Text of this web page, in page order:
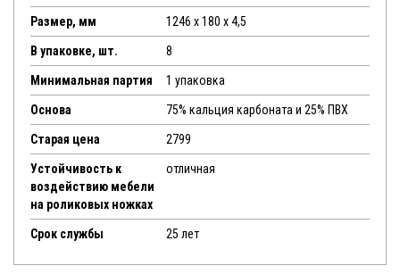
Размер, мм 1246 x 180 x 4,5
В упаковке, шт. 8
Минимальная партия 1 упаковка
Основа 75% кальция карбоната и 25% ПВХ
Старая цена 2799
Устойчивость к
воздействию мебели
на роликовых ножках
отличная
Срок службы 25 лет